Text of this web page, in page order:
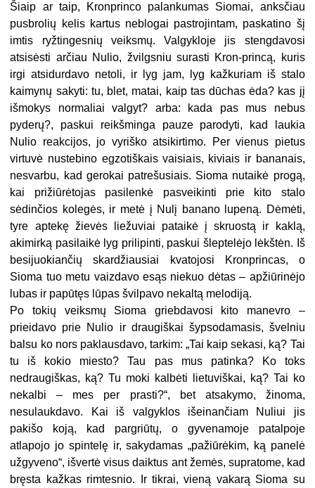
Šiaip ar taip, Kronprinco palankumas Siomai, anksčiau
pusbrolių kelis kartus neblogai pastrojintam, paskatino šį
imtis ryžtingesnių veiksmų. Valgykloje jis stengdavosi
atsisėsti arčiau Nulio, žvilgsniu surasti Kron-princą, kuris
irgi atsidurdavo netoli, ir lyg jam, lyg kažkuriam iš stalo
kaimynų sakyti: tu, blet, matai, kaip tas dūchas ėda? kas jį
išmokys normaliai valgyt? arba: kada pas mus nebus
pyderų?, paskui reikšminga pauze parodyti, kad laukia
Nulio reakcijos, jo vyriško atsikirtimo. Per vienus pietus
virtuvė nustebino egzotiškais vaisiais, kiviais ir bananais,
nesvarbu, kad gerokai patrešusiais. Sioma nutaikė progą,
kai prižiūrėtojas pasilenkė pasveikinti prie kito stalo
sėdinčios kolegės, ir metė į Nulį banano lupeną. Dėmėti,
tyre aptekę žievės liežuviai pataikė į skruostą ir kaklą,
akimirką pasilaikė lyg prilipinti, paskui šleptelėjo lėkštėn. Iš
besijuokiančių skardžiausiai kvatojosi Kronprincas, o
Sioma tuo metu vaizdavo esąs niekuo dėtas – apžiūrinėjo
lubas ir papūtęs lūpas švilpavo nekaltą melodiją.
Po tokių veiksmų Sioma griebdavosi kito manevro –
prieidavo prie Nulio ir draugiškai šypsodamasis, švelniu
balsu ko nors paklausdavo, tarkim: „Tai kaip sekasi, ką? Tai
tu iš kokio miesto? Tau pas mus patinka? Ko toks
nedraugiškas, ką? Tu moki kalbėti lietuviškai, ką? Tai ko
nekalbi – mes per prasti?“, bet atsakymo, žinoma,
nesulaukdavo. Kai iš valgyklos išeinančiam Nuliui jis
pakišo koją, kad pargriūtų, o gyvenamoje patalpoje
atlapojo jo spintelę ir, sakydamas „pažiūrėkim, ką panelė
užgyveno“, išvertė visus daiktus ant žemės, supratome, kad
bręsta kažkas rimtesnio. Ir tikrai, vieną vakarą Sioma su